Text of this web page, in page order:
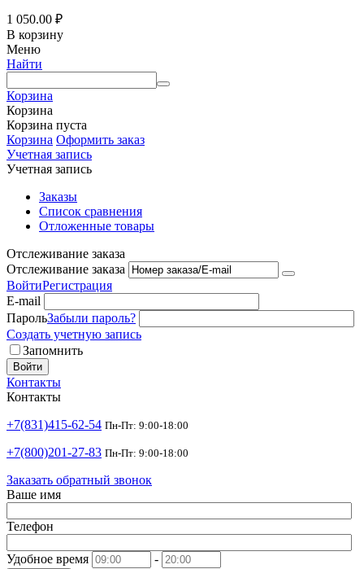
1 050.00 ₽
В корзину
Меню
Найти
Корзина
Корзина
Корзина пуста
Корзина Оформить заказ
Учетная запись
Учетная запись
Заказы
Список сравнения
Отложенные товары
Отслеживание заказа
Отслеживание заказа
ВойтиРегистрация
E-mail
ПарольЗабыли пароль?
Создать учетную запись
Запомнить
Войти
Контакты
Контакты
+7(831)415-62-54 Пн-Пт: 9:00-18:00
+7(800)201-27-83 Пн-Пт: 9:00-18:00
Заказать обратный звонок
Ваше имя
Телефон
Удобное время -